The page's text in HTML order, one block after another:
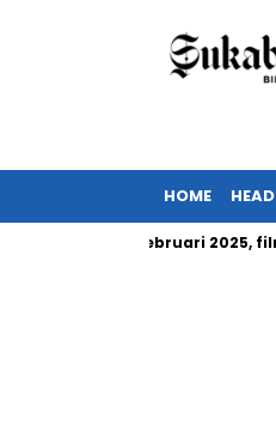
HOME
tayang Februari 2025, film